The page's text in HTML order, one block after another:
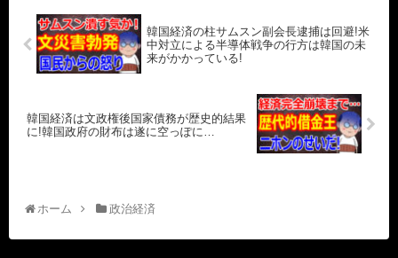
韓国経済の柱サムスン副会長逮捕は回避!米
中対立による半導体戦争の行方は韓国の未
来がかかっている!
韓国経済は文政権後国家債務が歴史的結果
に!韓国政府の財布は遂に空っぽに…
ホーム 政治経済